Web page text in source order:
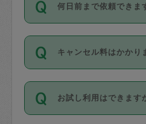
時間も被らない場合
社員など様々なバッ
登録しています。
日本語も話せる方な
ールに記載していま
確認しています。タ
ング動画を使ったセ
現場トライアルを受
ジさんが活動されて
※テストセンターの講
を通して成立した作
適用されます。作業
です。作業中に物を
をさせたりした場合
す。
何日前まで依頼できま
ご依頼は、現在を起
以降）の日時から受
す。
タスカジさんへ「募
可能です。
キャンセル料はかかり
キャンセル料には、
す。
お試し利用はできます